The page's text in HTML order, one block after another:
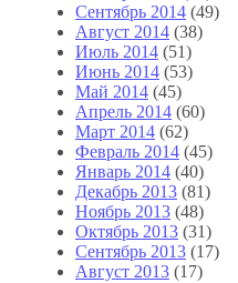
Сентябрь 2014 (49)
Август 2014 (38)
Июль 2014 (51)
Июнь 2014 (53)
Май 2014 (45)
Апрель 2014 (60)
Март 2014 (62)
Февраль 2014 (45)
Январь 2014 (40)
Декабрь 2013 (81)
Ноябрь 2013 (48)
Октябрь 2013 (31)
Сентябрь 2013 (17)
Август 2013 (17)